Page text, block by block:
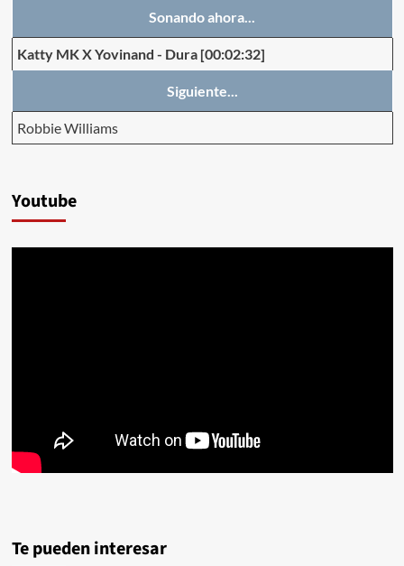
Sonando ahora...
Katty MK X Yovinand - Dura [00:02:32]
Siguiente...
Robbie Williams
Youtube
Te pueden interesar